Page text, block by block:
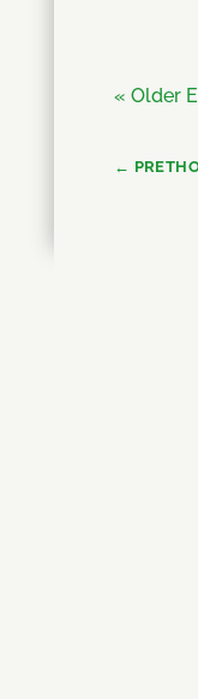
« Older
←